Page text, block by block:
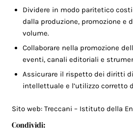
Dividere in modo paritetico
dalla produzione, promozione e
volume.
Collaborare nella promozione
eventi, canali editoriali e
Assicurare il rispetto dei diritti
intellettuale e l’utilizzo corretto
Sito web:Treccani – Istituto della
Condividi: